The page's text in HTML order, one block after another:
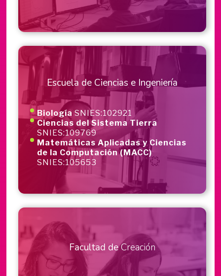
Escuela de Ciencias e Ingeniería
BiologíaSNIES:102921
Ciencias del Sistema Tierra
SNIES:109769
Matemáticas Aplicadas y Ciencias
de la Computación (MACC)
SNIES:105653
Facultad deCreación